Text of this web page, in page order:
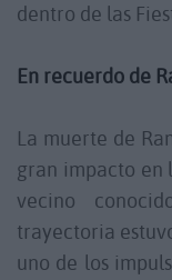
dentro de las
En recuerdo de
La muerte de
gran impacto en
vecino
trayectoria
uno de los